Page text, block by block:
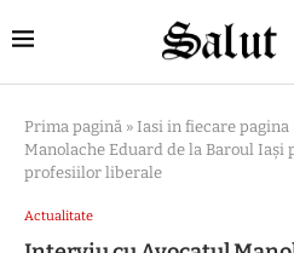
Prima pagină » Iasi in fiecare pagina
Manolache Eduard de la Baroul
profesiilor liberale
Actualitate